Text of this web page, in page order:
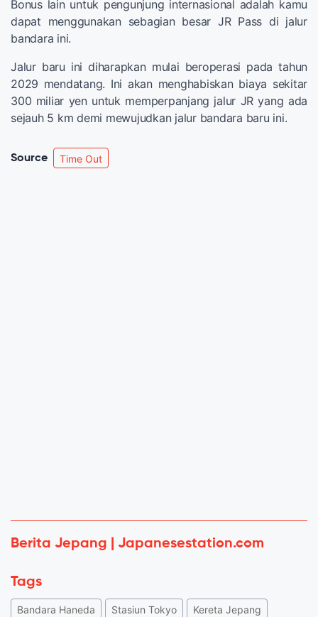
Bonus lain untuk pengunjung internasional adalah kamu
dapat menggunakan sebagian besar JR Pass di jalur
bandara ini.
Jalur baru ini diharapkan mulai beroperasi pada tahun
2029 mendatang. Ini akan menghabiskan biaya sekitar
300 miliar yen untuk memperpanjang jalur JR yang ada
sejauh 5 km demi mewujudkan jalur bandara baru ini.
Source Time Out
Berita Jepang | Japanesestation.com
Tags
Bandara Haneda Stasiun Tokyo Kereta Jepang